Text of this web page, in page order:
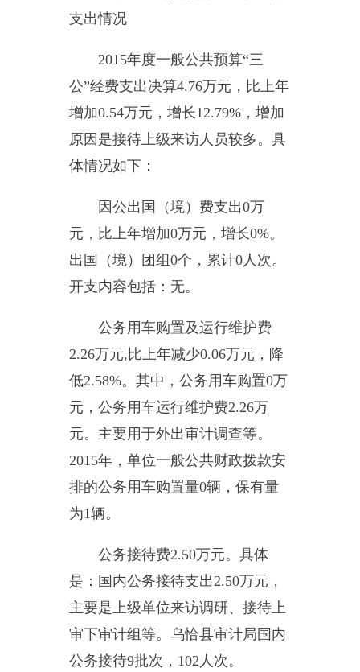
年相比，增加
度人员工资上涨。支出268.44万元,
与上年相比，增加91.98万元，增长
52.13% 。增减变动的原因是：本年
（二）财政拨款支出与年初预
（预决算差异分析）
万元，年初预算支出
167.53万元，
比预算相比，增加92.18
，增减变动的原因是：本年
七、其他重要事项的情况说明
（一）机关运行经费支出情况
说明
行经费支出 40.06 万元，比上年增加
8.62万元，增长
是本年度因业务需要对部分办公设
（二）部门国有资产占用情况
说明
截至2015年12 月 31日，资产总